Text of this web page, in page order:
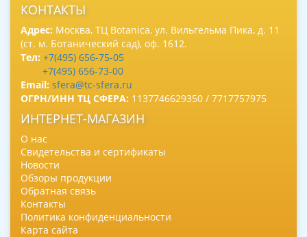
КОНТАКТЫ
Адрес: Москва, ТЦ Botanica, ул. Вильгельма Пика, д. 11
(ст. м. Ботанический сад), оф. 1612.
Тел: +7(495) 656-75-05
+7(495) 656-73-00
Email: sfera@tc-sfera.ru
ОГРН/ИНН ТЦ СФЕРА: 1137746629350 / 7717757975
ИНТЕРНЕТ-МАГАЗИН
О нас
Свидетельства и сертификаты
Новости
Обзоры продукции
Обратная связь
Контакты
Политика конфиденциальности
Карта сайта